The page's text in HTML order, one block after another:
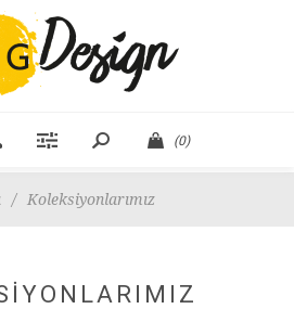
(0)
/ Koleksiyonlarımız